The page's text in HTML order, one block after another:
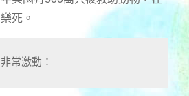
死。
常激動：